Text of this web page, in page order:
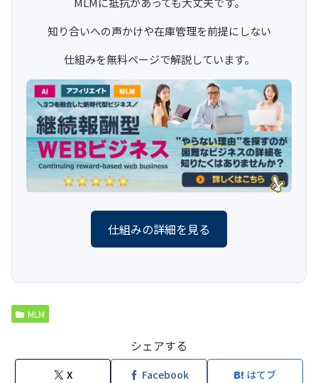
知り合いへの声かけや在庫管理を前提にしない
仕組みを無料ページで解説しています。
仕組みの詳細を見る
MLM
シェアする
X Facebook はてブ